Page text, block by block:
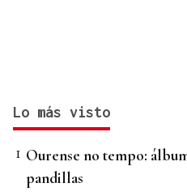
Lo más visto
Ourense no tempo:
pandillas